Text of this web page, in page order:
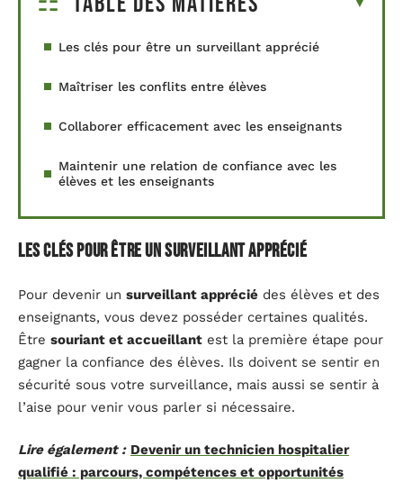
Les clés pour être un surveillant apprécié
Maîtriser les conflits entre élèves
Collaborer efficacement avec les enseignants
Maintenir une relation de confiance avec les
élèves et les enseignants
Les clés pour être un surveillant apprécié
Pour devenir un surveillant apprécié des élèves et des
enseignants, vous devez posséder certaines qualités.
Être souriant et accueillant est la première étape pour
gagner la confiance des élèves. Ils doivent se sentir en
sécurité sous votre surveillance, mais aussi se sentir à
l’aise pour venir vous parler si nécessaire.
Lire également : Devenir un technicien hospitalier
qualifié : parcours, compétences et opportunités